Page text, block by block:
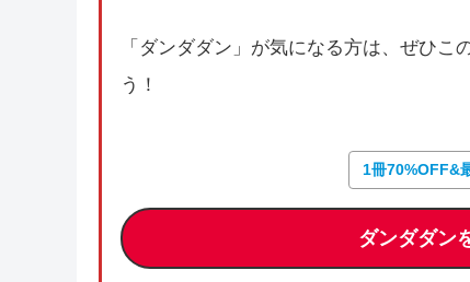
「ダンダダン」が気になる方は、ぜひ
う！
1冊70%OFF&
ダンダダン